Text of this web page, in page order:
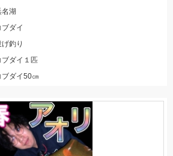
名湖
ブダイ
げ釣り
ブダイ１匹
ブダイ50㎝